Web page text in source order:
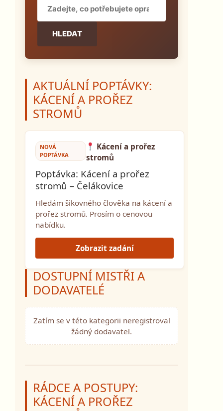
HLEDAT
AKTUÁLNÍ POPTÁVKY:
KÁCENÍ A PROŘEZ
STROMŮ
NOVÁ
POPTÁVKA
Kácení a prořez
stromů
Poptávka: Kácení a prořez
stromů – Čelákovice
Hledám šikovného člověka na kácení a
prořez stromů. Prosím o cenovou
nabídku.
Zobrazit zadání
DOSTUPNÍ MISTŘI A
DODAVATELÉ
Zatím se v této kategorii neregistroval
žádný dodavatel.
RÁDCE A POSTUPY:
KÁCENÍ A PROŘEZ